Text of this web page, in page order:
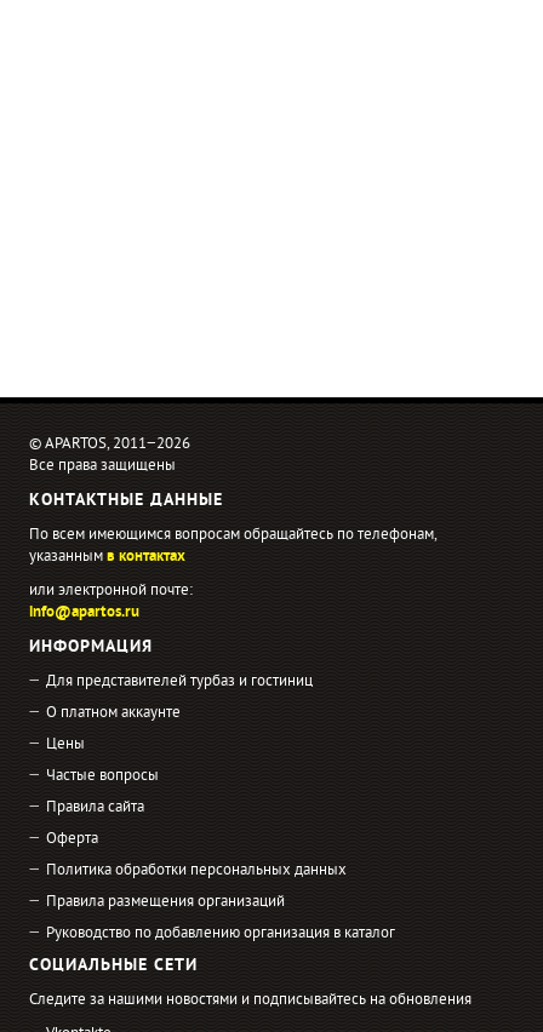
© APARTOS, 2011−2026
Все права защищены
КОНТАКТНЫЕ ДАННЫЕ
По всем имеющимся вопросам обращайтесь по телефонам,
указаннымв контактах
или электронной почте:
info@apartos.ru
ИНФОРМАЦИЯ
Для представителей турбаз и гостиниц
О платном аккаунте
Цены
Частые вопросы
Правила сайта
Оферта
Политика обработки персональных данных
Правила размещения организаций
Руководство по добавлению организация в каталог
СОЦИАЛЬНЫЕ СЕТИ
Следите за нашими новостями и подписывайтесь на обновления